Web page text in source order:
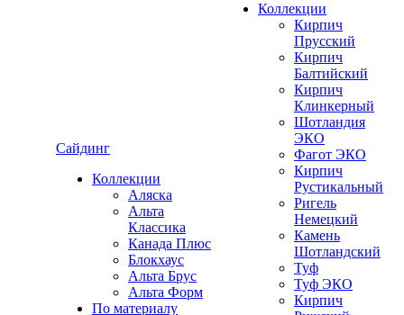
Сайдинг
Коллекции
Аляска
Альта
Классика
Канада Плюс
Блокхаус
Альта Брус
Альта Форм
По материалу
Коллекции
Кирпич
Прусский
Кирпич
Балтийский
Кирпич
Клинкерный
Шотландия
ЭКО
Фагот ЭКО
Кирпич
Рустикальный
Ригель
Немецкий
Камень
Шотландский
Туф
Туф ЭКО
Кирпич